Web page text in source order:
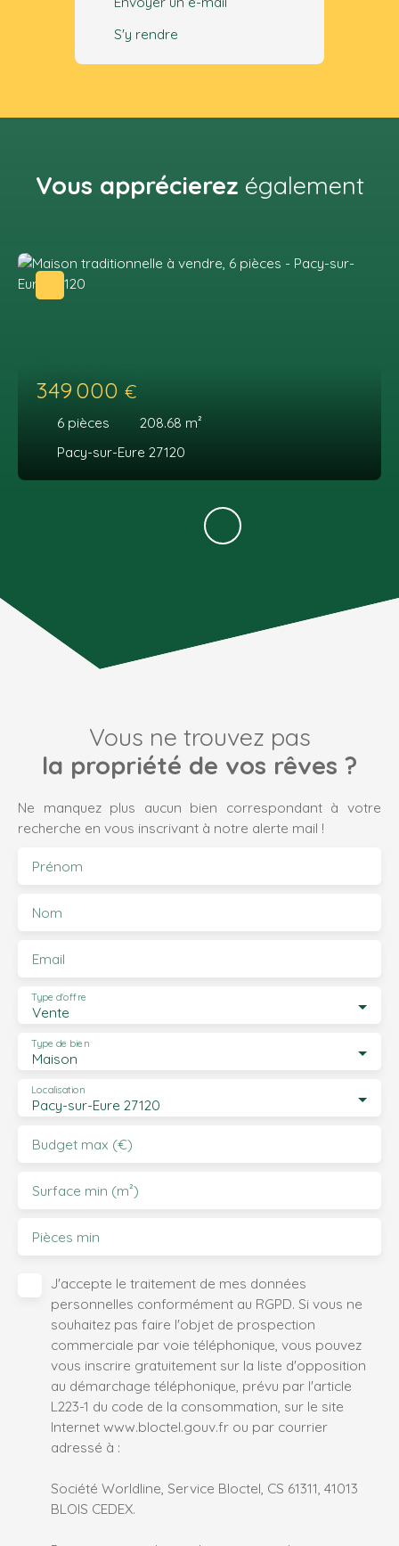
S'y rendre
Vous apprécierez également
349 000 €
6 pièces 208.68 m²
Pacy-sur-Eure 27120
Vous ne trouvez pas
la propriété de vos rêves ?
Ne manquez plus aucun bien correspondant à votre
recherche en vous inscrivant à notre alerte mail !
Prénom
Nom
Email
Vente
Type d'offre
Maison
Type de bien
Pacy-sur-Eure 27120
Localisation
Budget max (€)
Surface min (m²)
Pièces min
J'accepte le traitement de mes données
personnelles conformément au RGPD. Si vous ne
souhaitez pas faire l'objet de prospection
commerciale par voie téléphonique, vous pouvez
vous inscrire gratuitement sur la liste d'opposition
au démarchage téléphonique, prévu par l'article
L223-1 du code de la consommation, sur le site
Internet www.bloctel.gouv.fr ou par courrier
adressé à :
Société Worldline, Service Bloctel, CS 61311, 41013
BLOIS CEDEX.